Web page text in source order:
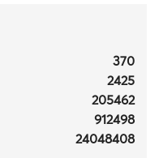
370
2425
205462
912498
24048408